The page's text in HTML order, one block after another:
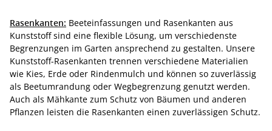
Rasenkanten: Beeteinfassungen und Rasenkanten aus
Kunststoff sind eine flexible Lösung, um verschiedenste
Begrenzungen im Garten ansprechend zu gestalten. Unsere
Kunststoff-Rasenkanten trennen verschiedene Materialien
wie Kies, Erde oder Rindenmulch und können so zuverlässig
als Beetumrandung oder Wegbegrenzung genutzt werden.
Auch als Mähkante zum Schutz von Bäumen und anderen
Pflanzen leisten die Rasenkanten einen zuverlässigen Schutz.